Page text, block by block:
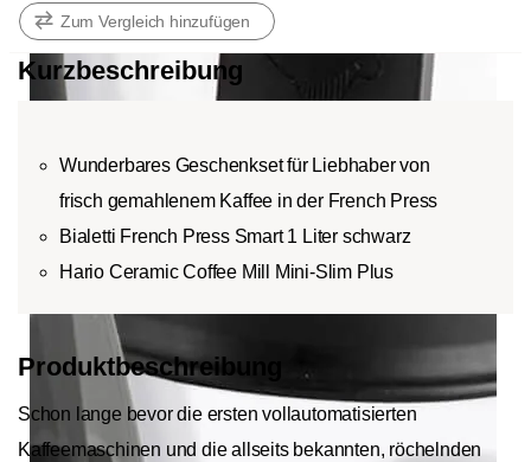
Zum Vergleich hinzufügen
Kurzbeschreibung
Wunderbares Geschenkset für Liebhaber von
frisch gemahlenem Kaffee in der French Press
Bialetti French Press Smart 1 Liter schwarz
Hario Ceramic Coffee Mill Mini-Slim Plus
Produktbeschreibung
Schon lange bevor die ersten vollautomatisierten
Kaffeemaschinen und die allseits bekannten, röchelnden